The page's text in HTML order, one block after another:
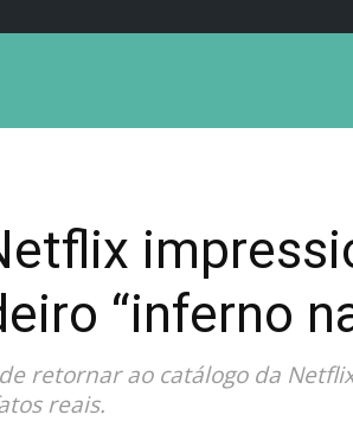
“inferno
retornar ao catálogo da
reais.